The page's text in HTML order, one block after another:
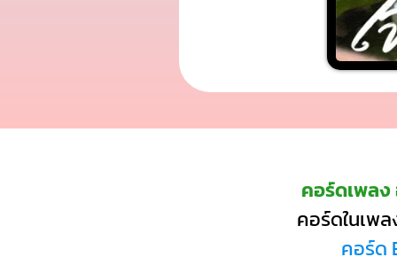
คอร์ดเพลง
คอร์ดในเพ
คอร์ด